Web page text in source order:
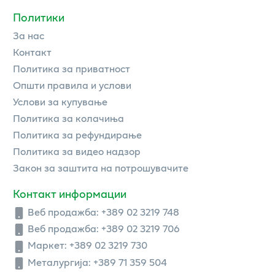
Политики
За нас
Контакт
Политика за приватност
Општи правила и услови
Услови за купување
Политика за колачиња
Политика за рефундирање
Политика за видео надзор
Закон за заштита на потрошувачите
Контакт информации
Веб продажба: +389 02 3219 748
Веб продажба: +389 02 3219 706
Маркет: +389 02 3219 730
Металургија: +389 71 359 504